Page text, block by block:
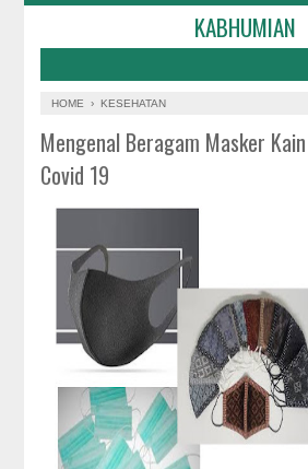
KABHUMIAN
HOME ›KESEHATAN
Mengenal Beragam Masker
Covid 19